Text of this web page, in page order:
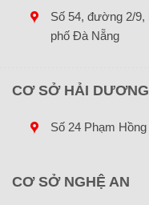
Số 54, đường 2/9,
phố Đà Nẵng
CƠ SỞ HẢI DƯƠNG
Số 24 Phạm
CƠ SỞ NGHỆ AN